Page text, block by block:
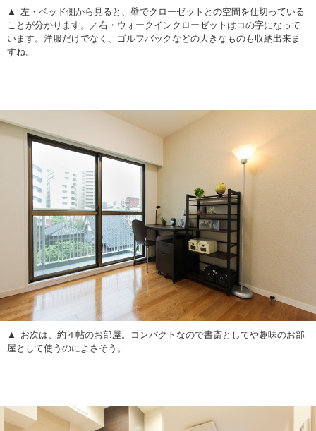
左・ベッド側から見ると、壁でクローゼットとの空間を仕切っている
ことが分かります。／右・ウォークインクローゼットはコの字になって
います。洋服だけでなく、ゴルフバックなどの大きなものも収納出来ま
すね。
お次は、約４帖のお部屋。コンパクトなので書斎としてや趣味のお部
屋として使うのによさそう。